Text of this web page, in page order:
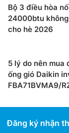
động lưu
Bộ 3 điều hòa
24000btu
cho hè 2026
5 lý do nên mua
ống gió Daikin
FBA71BVMA9/
Đăng ký nhận